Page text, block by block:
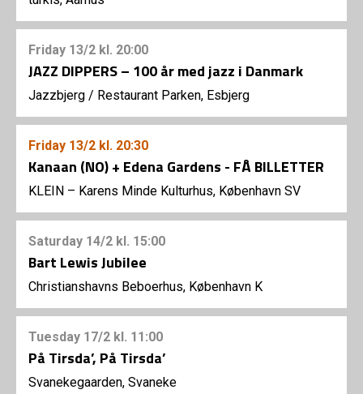
Friday 13/2 kl. 20:00
JAZZ DIPPERS – 100 år med jazz i Danmark
Jazzbjerg / Restaurant Parken, Esbjerg
Friday 13/2 kl. 20:30
Kanaan (NO) + Edena Gardens - FÅ BILLETTER
KLEIN – Karens Minde Kulturhus, København SV
Saturday 14/2 kl. 15:00
Bart Lewis Jubilee
Christianshavns Beboerhus, København K
Tuesday 17/2 kl. 11:00
På Tirsda’, På Tirsda’
Svanekegaarden, Svaneke